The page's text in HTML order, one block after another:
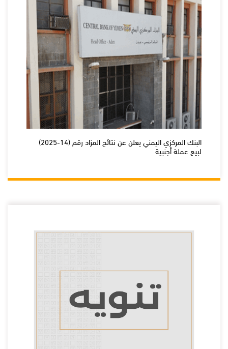
البنك المركزي اليمني يعلن عن نتائج المزاد رقم (14-2025)
لبيع عملة أجنبية